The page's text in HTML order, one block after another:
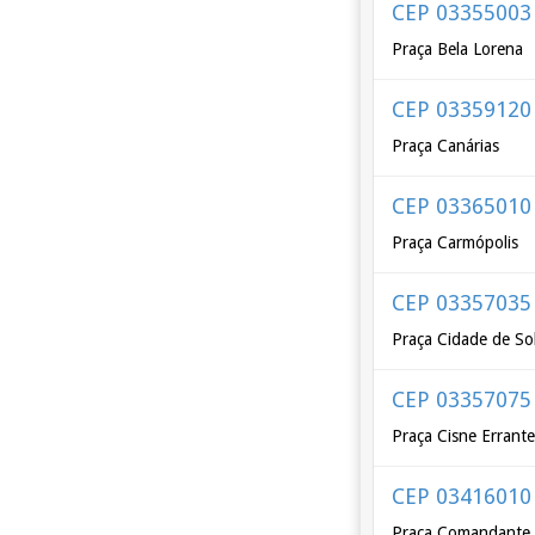
CEP 03355003
Praça Bela Lorena
CEP 03359120
Praça Canárias
CEP 03365010
Praça Carmópolis
CEP 03357035
Praça Cidade de
CEP 03357075
Praça Cisne Errante
CEP 03416010